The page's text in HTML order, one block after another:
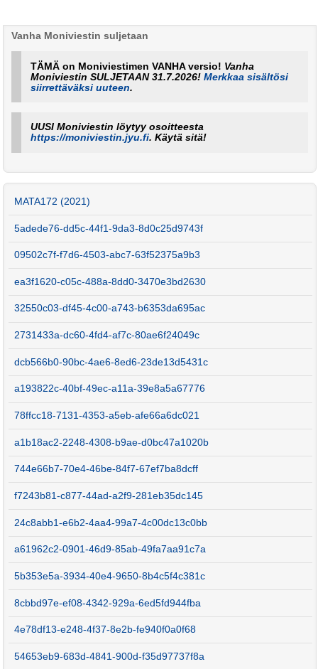
Vanha Moniviestin suljetaan
TÄMÄ on Moniviestimen VANHA versio! Vanha
Moniviestin SULJETAAN 31.7.2026!Merkkaa sisältösi
siirrettäväksi uuteen.
UUSI Moniviestin löytyy osoitteesta
https://moniviestin.jyu.fi. Käytä sitä!
MATA172 (2021)
5adede76-dd5c-44f1-9da3-8d0c25d9743f
09502c7f-f7d6-4503-abc7-63f52375a9b3
ea3f1620-c05c-488a-8dd0-3470e3bd2630
32550c03-df45-4c00-a743-b6353da695ac
2731433a-dc60-4fd4-af7c-80ae6f24049c
dcb566b0-90bc-4ae6-8ed6-23de13d5431c
a193822c-40bf-49ec-a11a-39e8a5a67776
78ffcc18-7131-4353-a5eb-afe66a6dc021
a1b18ac2-2248-4308-b9ae-d0bc47a1020b
744e66b7-70e4-46be-84f7-67ef7ba8dcff
f7243b81-c877-44ad-a2f9-281eb35dc145
24c8abb1-e6b2-4aa4-99a7-4c00dc13c0bb
a61962c2-0901-46d9-85ab-49fa7aa91c7a
5b353e5a-3934-40e4-9650-8b4c5f4c381c
8cbbd97e-ef08-4342-929a-6ed5fd944fba
4e78df13-e248-4f37-8e2b-fe940f0a0f68
54653eb9-683d-4841-900d-f35d97737f8a